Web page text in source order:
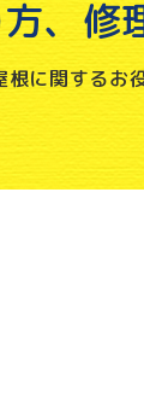
、 修
根に関するお